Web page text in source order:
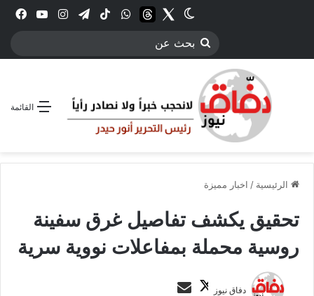
انستقرامتيلقرام‫TikTokواتسابthreadsTwitter
الوضع المظلم
بحث
القائمة
الرئيسية / اخبار مميزة
تحقيق يكشف تفاصيل غرق سفينة
روسية محملة بمفاعلات نووية سرية
دفاق نيوز
ت